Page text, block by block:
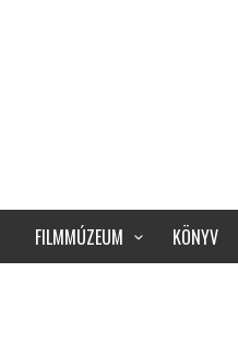
FILMMÚZEUM KÖNYV